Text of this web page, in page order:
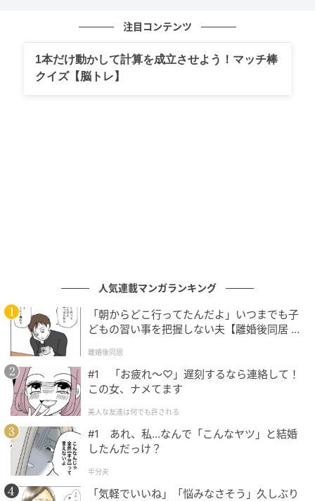
注目コンテンツ
1本だけ動かして計算を成立させよう！マッチ棒
クイズ【脳トレ】
人気連載マンガランキング
「朝からどこ行ってたんだよ」いつまでも子
どもの習い事を把握しない夫【離婚後同居 Vo
離婚後同居
#1 「お疲れ〜♡」遅刻するなら連絡して！
この女、ナメてます
美人な友達は何でも許される
#1 あれ、私…なんで「こんなヤツ」と結婚
したんだっけ？
半分夫
「気軽でいいね」「悩みなさそう」久しぶり